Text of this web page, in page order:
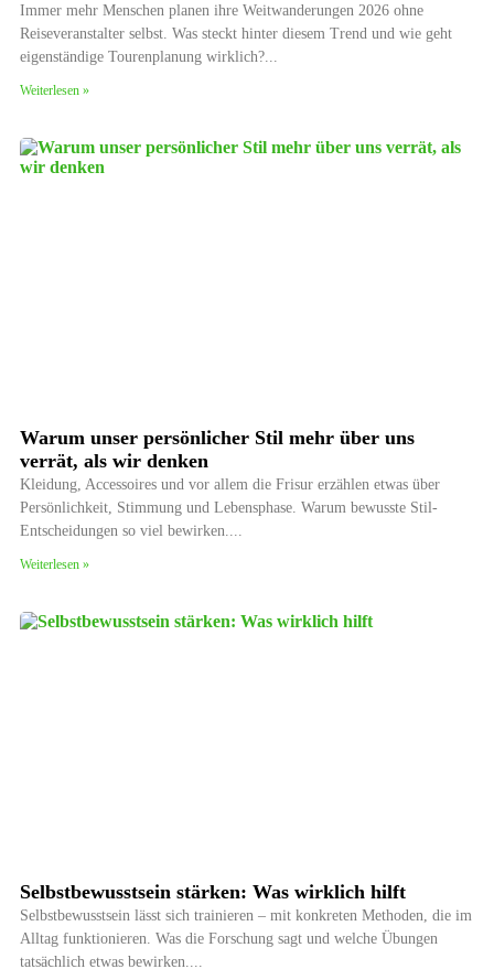
Immer mehr Menschen planen ihre Weitwanderungen 2026 ohne
Reiseveranstalter selbst. Was steckt hinter diesem Trend und wie geht
eigenständige Tourenplanung wirklich?
Weiterlesen »
Warum unser persönlicher Stil mehr über uns
verrät, als wir denken
Kleidung, Accessoires und vor allem die Frisur erzählen etwas über
Persönlichkeit, Stimmung und Lebensphase. Warum bewusste Stil-
Entscheidungen so viel bewirken.
Weiterlesen »
Selbstbewusstsein stärken: Was wirklich hilft
Selbstbewusstsein lässt sich trainieren – mit konkreten Methoden, die im
Alltag funktionieren. Was die Forschung sagt und welche Übungen
tatsächlich etwas bewirken.